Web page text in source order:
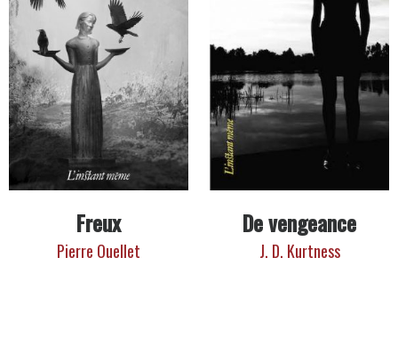
Freux
Pierre Ouellet
De vengeance
J. D. Kurtness